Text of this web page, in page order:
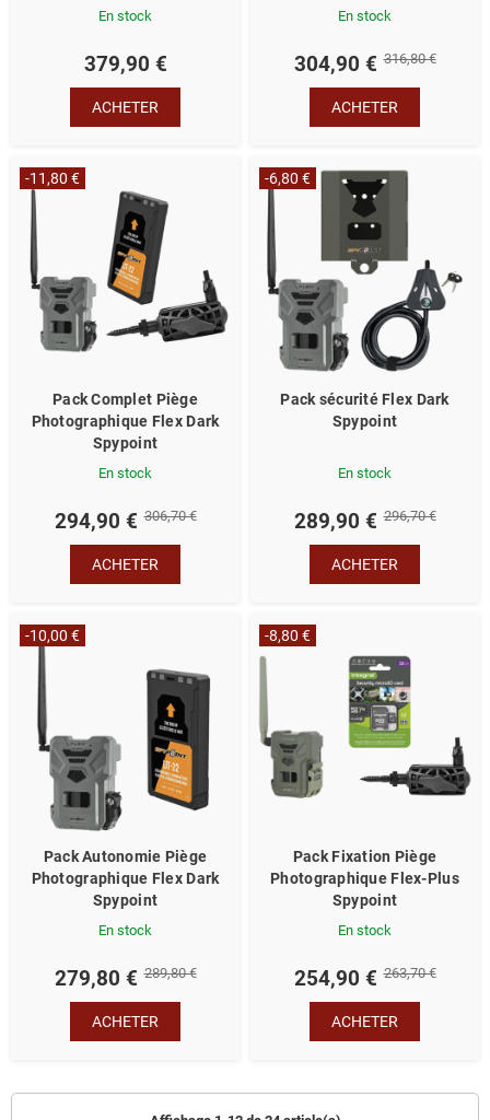
En stock
379,90 €
ACHETER
En stock
304,90 € 316,80 €
ACHETER
-11,80 €
Pack Complet Piège
Photographique Flex Dark
Spypoint
En stock
294,90 € 306,70 €
ACHETER
-6,80 €
Pack sécurité Flex Dark
Spypoint
En stock
289,90 € 296,70 €
ACHETER
-10,00 €
Pack Autonomie Piège
Photographique Flex Dark
Spypoint
En stock
279,80 € 289,80 €
ACHETER
-8,80 €
Pack Fixation Piège
Photographique Flex-Plus
Spypoint
En stock
254,90 € 263,70 €
ACHETER